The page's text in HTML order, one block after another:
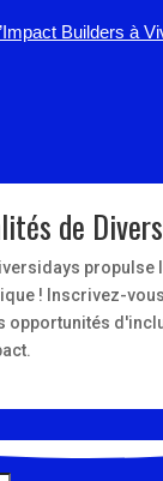
Builders à
de
propulse
! Inscrivez-
opportunités